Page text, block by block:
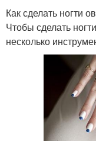
Как сделать ногти
Чтобы сделать
несколько